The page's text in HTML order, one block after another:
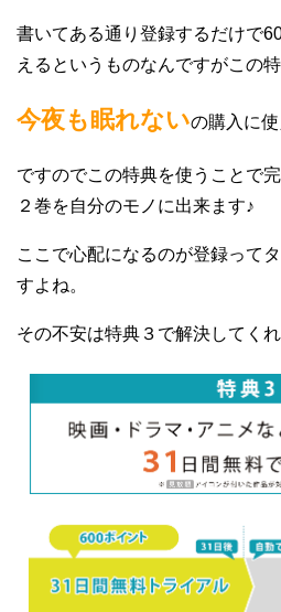
書いてある通り登録するだけで
えるというものなんですがこの
今夜も眠れないの購入に使
ですのでこの特典を使うことで
２巻を自分のモノに出来ます♪
ここで心配になるのが登録って
すよね。
その不安は特典３で解決してくれ